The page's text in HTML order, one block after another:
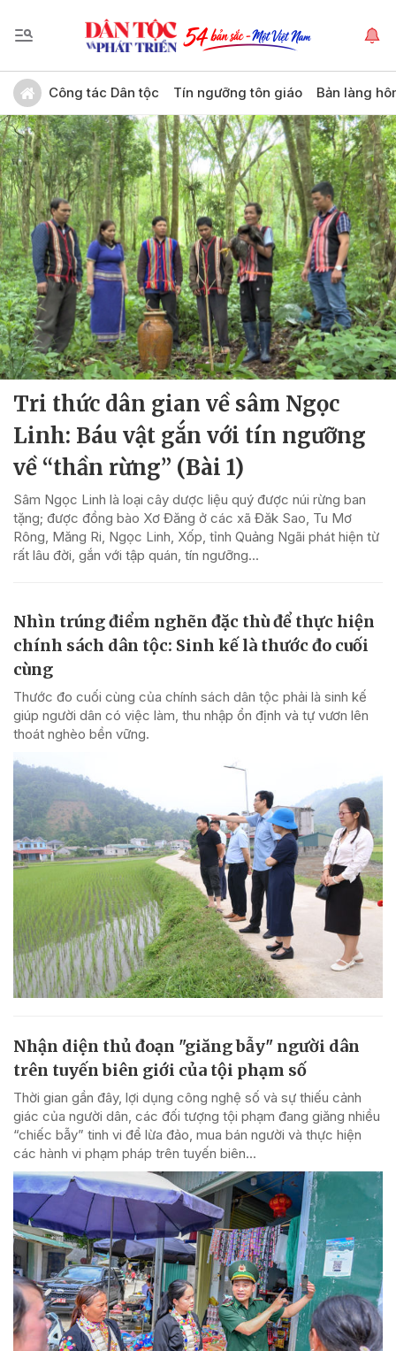
Công tác Dân tộc Tín ngưỡng tôn giáo Bản làng
Tri thức dân gian về sâm Ngọc
Linh: Báu vật gắn với tín ngưỡng
về “thần rừng” (Bài 1)
Sâm Ngọc Linh là loại cây dược liệu quý được núi rừng ban
tặng; được đồng bào Xơ Đăng ở các xã Đăk Sao, Tu Mơ
Rông, Măng Ri, Ngọc Linh, Xốp, tỉnh Quảng Ngãi phát hiện từ
rất lâu đời, gắn với tập quán, tín ngưỡng...
Nhìn trúng điểm nghẽn đặc thù để thực hiện
chính sách dân tộc: Sinh kế là thước đo cuối
cùng
Thước đo cuối cùng của chính sách dân tộc phải là sinh kế
giúp người dân có việc làm, thu nhập ổn định và tự vươn lên
thoát nghèo bền vững.
Nhận diện thủ đoạn "giăng bẫy" người dân
trên tuyến biên giới của tội phạm số
Thời gian gần đây, lợi dụng công nghệ số và sự thiếu cảnh
giác của người dân, các đối tượng tội phạm đang giăng nhiều
“chiếc bẫy” tinh vi để lừa đảo, mua bán người và thực hiện
các hành vi phạm pháp trên tuyến biên...